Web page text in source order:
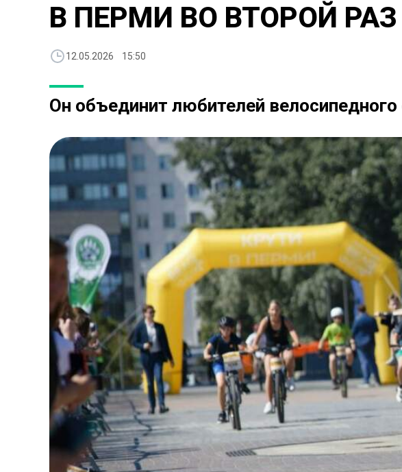
В ПЕРМИ ВО ВТОРОЙ
12.05.2026 15:50
Он объединит любителей велосипедного